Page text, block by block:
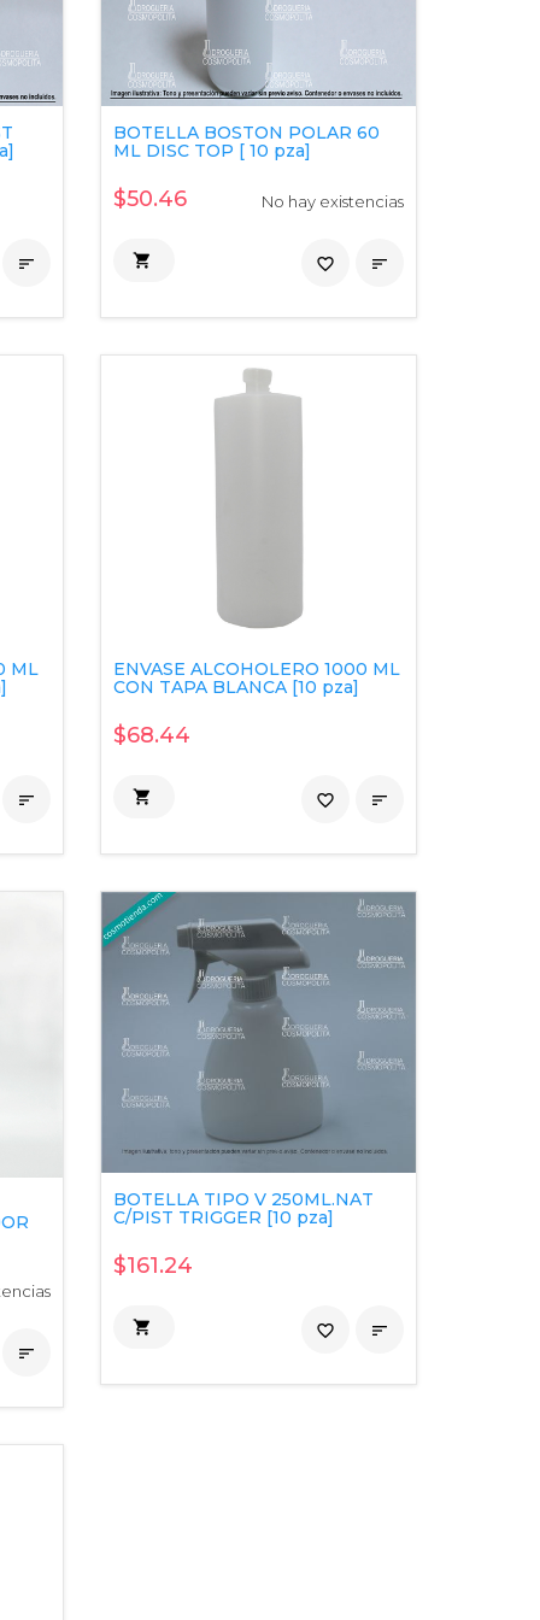

BOTELLA BOSTON POLAR 60
ML DISC TOP [ 10 pza]
$50.46 No hay existencias
 
favorite_border
ML

ENVASE ALCOHOLERO 1000 ML
CON TAPA BLANCA [10 pza]
$68.44
 
favorite_border

BOTELLA TIPO V 250ML.NAT
C/PIST TRIGGER [10 pza]
$161.24
 
favorite_border